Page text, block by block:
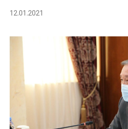
12.01.2021